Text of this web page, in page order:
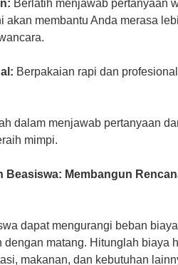
Berlatih menjawab pertanyaan
akan membantu Anda merasa
Berpakaian rapi dan
dalam menjawab pertanyaan
mimpi.
Beasiswa: Membangun
dapat mengurangi beban
matang. Hitunglah biaya
makanan, dan kebutuhan